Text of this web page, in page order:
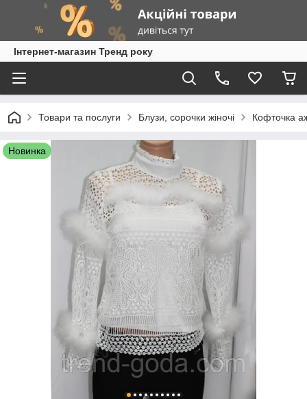
Інтернет-магазин Тренд року
Товари та послуги Блузи, сорочки жіночі Кофточка
Новинка